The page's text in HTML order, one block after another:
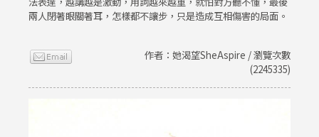
兩人閉著眼關著耳，怎樣都不讓步，只是造成互相傷害的局面。
作者：她渴望SheAspire / 瀏覽次數
(2245335)